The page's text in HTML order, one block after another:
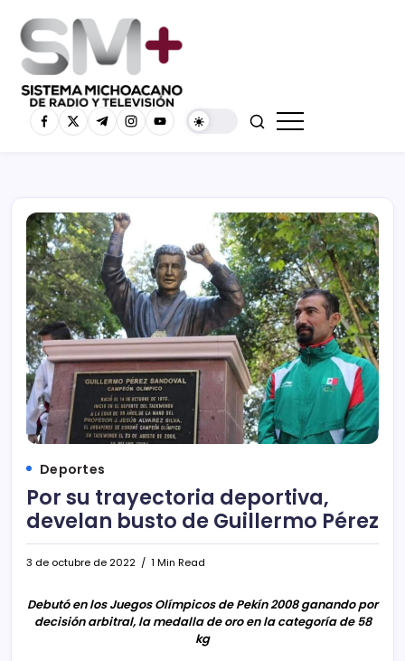
Deportes
Por su trayectoria deportiva,
develan busto de Guillermo Pérez
3 de octubre de 2022 1 Min Read
Debutó en los Juegos Olímpicos de Pekín 2008 ganando por
decisión arbitral, la medalla de oro en la categoría de 58
kg